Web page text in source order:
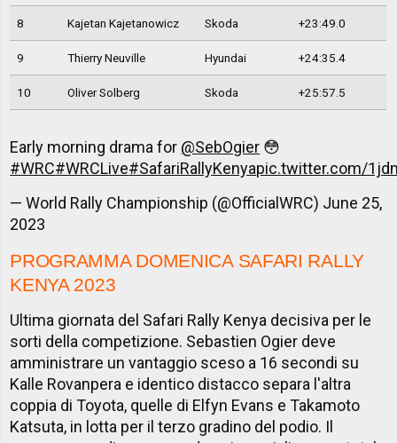
8 Kajetan Kajetanowicz Skoda +23:49.0
9 Thierry Neuville Hyundai +24:35.4
10 Oliver Solberg Skoda +25:57.5
Early morning drama for @SebOgier 😳
#WRC#WRCLive#SafariRallyKenyapic.twitter.com/
— World Rally Championship (@OfficialWRC) June 25,
2023
PROGRAMMA DOMENICA SAFARI RALLY
KENYA 2023
Ultima giornata del Safari Rally Kenya decisiva per le
sorti della competizione. Sebastien Ogier deve
amministrare un vantaggio sceso a 16 secondi su
Kalle Rovanpera e identico distacco separa l'altra
coppia di Toyota, quelle di Elfyn Evans e Takamoto
Katsuta, in lotta per il terzo gradino del podio. Il